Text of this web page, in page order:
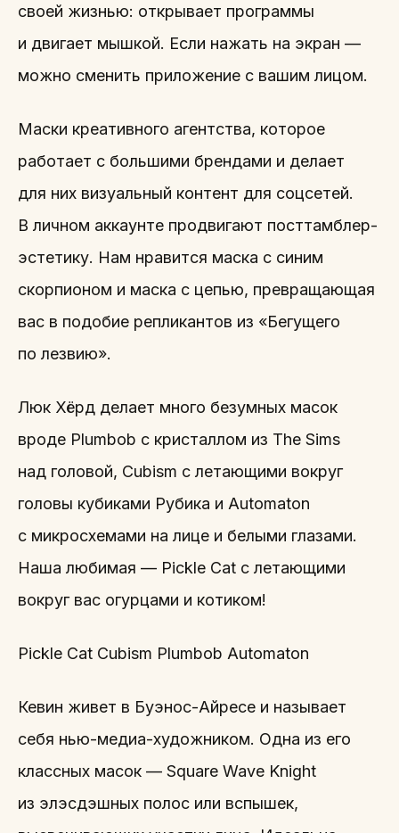
своей жизнью: открывает программы
и двигает мышкой. Если нажать на экран —
можно сменить приложение с вашим лицом.
Маски креативного агентства, которое
работает с большими брендами и делает
для них визуальный контент для соцсетей.
В личном аккаунте продвигают посттамблер-
эстетику. Нам нравится маска с синим
скорпионом и маска с цепью, превращающая
вас в подобие репликантов из «Бегущего
по лезвию».
Люк Хёрд делает много безумных масок
вроде Plumbob с кристаллом из The Sims
над головой, Cubism с летающими вокруг
головы кубиками Рубика и Automaton
с микросхемами на лице и белыми глазами.
Наша любимая — Pickle Сat с летающими
вокруг вас огурцами и котиком!
Pickle Cat Cubism Plumbob Automaton
Кевин живет в Буэнос-Айресе и называет
себя нью-медиа-художником. Одна из его
классных масок — Square Wave Knight
из элэсдэшных полос или вспышек,